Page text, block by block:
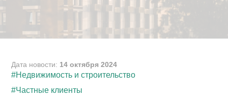
Дата новости: 14 октября 2024
#Недвижимость и строительство
#Частные клиенты